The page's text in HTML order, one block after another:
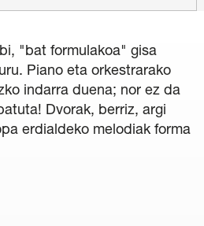
"bat formulakoa" gisa
Piano eta orkestrarako
indarra duena; nor ez da
Dvorak, berriz, argi
erdialdeko melodiak forma